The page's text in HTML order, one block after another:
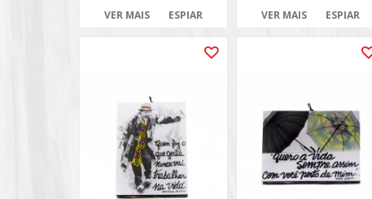
VER MAIS
ESPIAR
VER MAIS
ESPIAR